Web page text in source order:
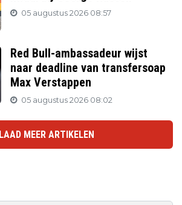
05 augustus 2026 08:57
Red Bull-ambassadeur wijst
naar deadline van transfersoap
Max Verstappen
05 augustus 2026 08:02
LAAD MEER ARTIKELEN